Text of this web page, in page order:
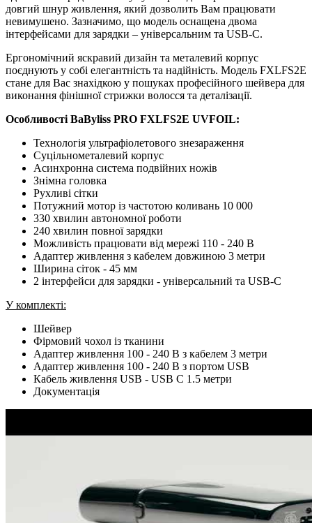
довгий шнур живлення, який дозволить Вам працювати
невимушено. Зазначимо, що модель оснащена двома
інтерфейсами для зарядки – універсальним та USB-C.
Ергономічний яскравий дизайн та металевий корпус
поєднують у собі елегантність та надійність. Модель FXLFS2E
стане для Вас знахідкою у пошуках професійного шейвера для
виконання фінішної стрижки волосся та деталізації.
Особливості BaByliss PRO FXLFS2E UVFOIL:
Технологія ультрафіолетового знезараження
Суцільнометалевий корпус
Асинхронна система подвійних ножів
Знімна головка
Рухливі сітки
Потужний мотор із частотою коливань 10 000
330 хвилин автономної роботи
240 хвилин повної зарядки
Можливість працювати від мережі 110 - 240 В
Адаптер живлення з кабелем довжиною 3 метри
Ширина сіток - 45 мм
2 інтерфейси для зарядки - універсальний та USB-C
У комплекті:
Шейвер
Фірмовий чохол із тканини
Адаптер живлення 100 - 240 В з кабелем 3 метри
Адаптер живлення 100 - 240 В з портом USB
Кабель живлення USB - USB C 1.5 метри
Документація